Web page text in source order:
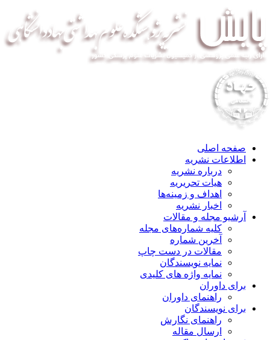
صفحه اصلی
اطلاعات نشریه
درباره نشریه
هیات تحریریه
اهداف و زمینه‌ها
اخبار نشریه
آرشیو مجله و مقالات
کلیه شماره‌های مجله
آخرین شماره
مقالات در دست چاپ
نمایه نویسندگان
نمایه واژه های کلیدی
برای داوران
راهنمای داوران
برای نویسندگان
راهنمای نگارش
ارسال مقاله